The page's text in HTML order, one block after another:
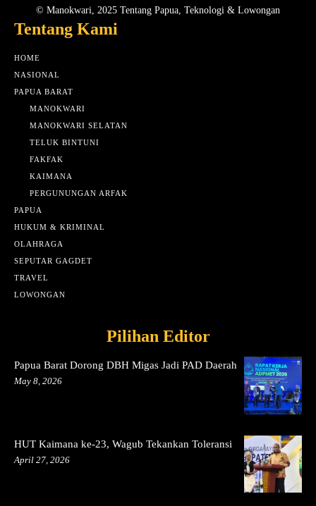
© Manokwari, 2025 Tentang Papua, Teknologi & Lowongan
Tentang Kami
HOME
NASIONAL
PAPUA BARAT
MANOKWARI
MANOKWARI SELATAN
TELUK BINTUNI
FAKFAK
KAIMANA
PERGUNUNGAN ARFAK
PAPUA
HUKUM & KRIMINAL
OLAHRAGA
SEPUTAR GAGDET
TRAVEL
LOWONGAN
Pilihan Editor
Papua Barat Dorong DBH Migas Jadi PAD Daerah
May 8, 2026
HUT Kaimana ke-23, Wagub Tekankan Toleransi
April 27, 2026